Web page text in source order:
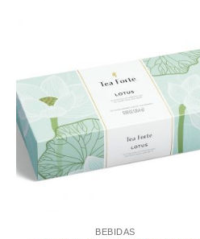
Añadir
a la
BEBIDAS